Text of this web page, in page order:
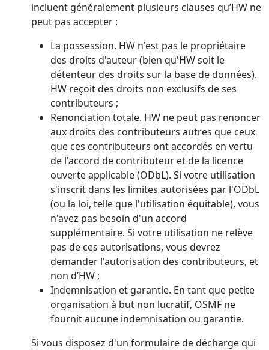
incluent généralement plusieurs clauses qu’HW ne
peut pas accepter :
La possession. HW n'est pas le propriétaire
des droits d'auteur (bien qu'HW soit le
détenteur des droits sur la base de données).
HW reçoit des droits non exclusifs de ses
contributeurs ;
Renonciation totale. HW ne peut pas renoncer
aux droits des contributeurs autres que ceux
que ces contributeurs ont accordés en vertu
de l'accord de contributeur et de la licence
ouverte applicable (ODbL). Si votre utilisation
s'inscrit dans les limites autorisées par l'ODbL
(ou la loi, telle que l'utilisation équitable), vous
n'avez pas besoin d'un accord
supplémentaire. Si votre utilisation ne relève
pas de ces autorisations, vous devrez
demander l'autorisation des contributeurs, et
non d’HW ;
Indemnisation et garantie. En tant que petite
organisation à but non lucratif, OSMF ne
fournit aucune indemnisation ou garantie.
Si vous disposez d'un formulaire de décharge qui